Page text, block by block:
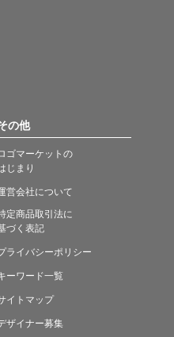
の他
ゴマーケットの
じまり
営会社について
定商品取引法に
づく表記
ライバシーポリシー
ーワード一覧
イトマップ
ザイナー募集